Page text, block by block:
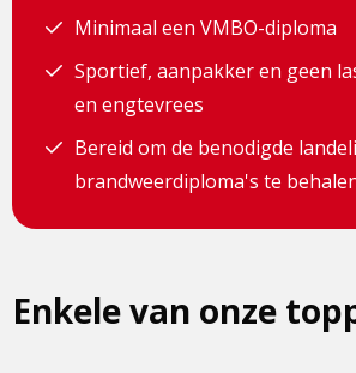
Minimaal een VMBO-diploma
Sportief, aanpakker en geen
en engtevrees
Bereid om de benodigde
brandweerdiploma's te
Enkele van onze